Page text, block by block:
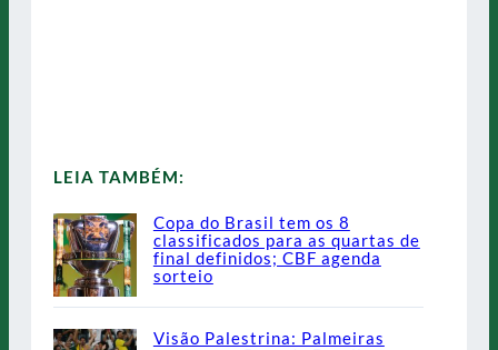
LEIA TAMBÉM:
Copa do Brasil tem os 8
classificados para as quartas de
final definidos; CBF agenda
sorteio
Visão Palestrina: Palmeiras